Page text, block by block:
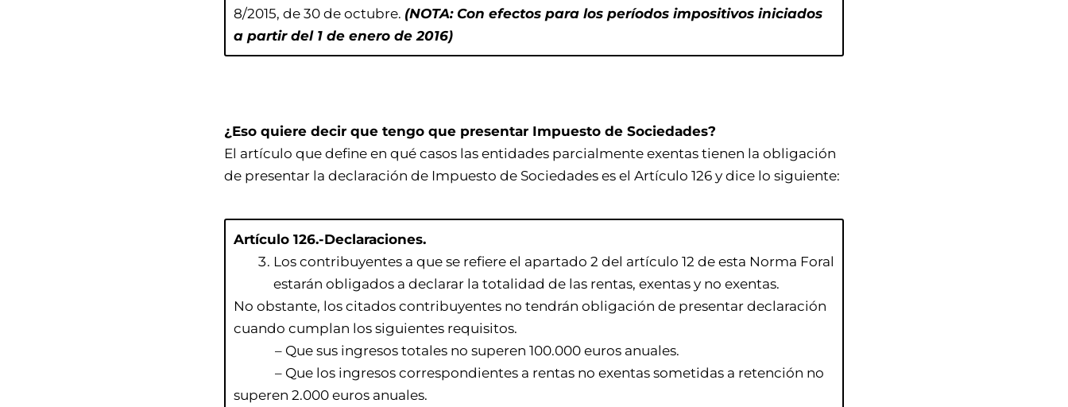
8/2015, de 30 de octubre. (NOTA: Con efectos para los períodos impositivos iniciados
a partir del 1 de enero de 2016)
¿Eso quiere decir que tengo que presentar Impuesto de Sociedades?
El artículo que define en qué casos las entidades parcialmente exentas tienen la obligación
de presentar la declaración de Impuesto de Sociedades es el Artículo 126 y dice lo siguiente:
Artículo 126.-Declaraciones.
Los contribuyentes a que se refiere el apartado 2 del artículo 12 de esta Norma Foral
estarán obligados a declarar la totalidad de las rentas, exentas y no exentas.
No obstante, los citados contribuyentes no tendrán obligación de presentar declaración
cuando cumplan los siguientes requisitos.
– Que sus ingresos totales no superen 100.000 euros anuales.
– Que los ingresos correspondientes a rentas no exentas sometidas a retención no
superen 2.000 euros anuales.